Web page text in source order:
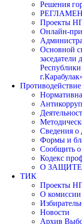
Решения
Проекты
Онлайн-
Основной
заседатели
Сведения о
Формы и
Сообщить о
Кодекс
О
ТИК
Проекты
О комиссии
Новости
Архив